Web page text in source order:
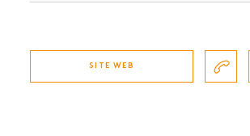
SITE WEB